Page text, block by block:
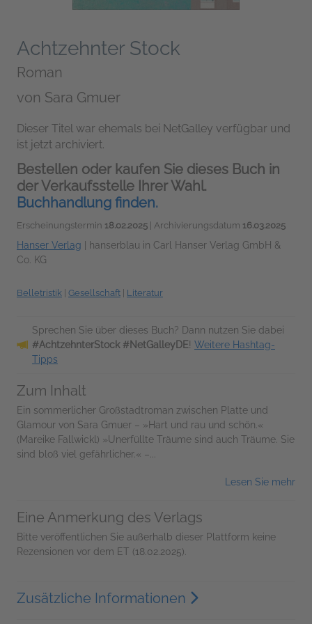
Achtzehnter Stock
Roman
von Sara Gmuer
Dieser Titel war ehemals bei NetGalley verfügbar und
ist jetzt archiviert.
Bestellen oder kaufen Sie dieses Buch in
der Verkaufsstelle Ihrer Wahl.
Buchhandlung finden.
Erscheinungstermin 18.02.2025 | Archivierungsdatum 16.03.2025
Hanser Verlag
hanserblau in Carl Hanser Verlag GmbH &
Co. KG
Belletristik Gesellschaft Literatur
Sprechen Sie über dieses Buch? Dann nutzen Sie dabei
#AchtzehnterStock #NetGalleyDE! Weitere Hashtag-
Tipps
Zum Inhalt
Ein sommerlicher Großstadtroman zwischen Platte und
Glamour von Sara Gmuer – »Hart und rau und schön.«
(Mareike Fallwickl) »Unerfüllte Träume sind auch Träume. Sie
sind bloß viel gefährlicher.« –...
Lesen Sie mehr
Eine Anmerkung des Verlags
Bitte veröffentlichen Sie außerhalb dieser Plattform keine
Rezensionen vor dem ET (18.02.2025).
Zusätzliche Informationen